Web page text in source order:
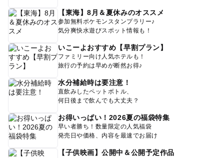
【東海】8月＆夏休みのオススメ
参加無料ポケモンスタンプラリー♪
気分爽快水遊びスポット情報も！
いこーよおすすめ【早割プラン】
ファミリー向け人気ホテルも！
旅行の予約は早めが断然お得♪
水分補給時は要注意！
直飲みしたペットボトル、
何日後まで飲んでも大丈夫？
お得いっぱい！2026夏の福袋特集
早い者勝ち！数量限定の人気福袋
発売日や価格、内容を最速でお届け
【子供映画】公開中＆公開予定作品